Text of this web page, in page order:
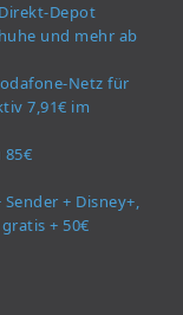
Depot
und mehr ab
Netz für
7,91€ im
85€
+ Disney+,
+ 50€